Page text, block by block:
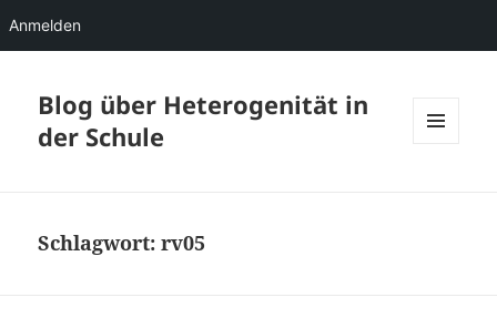
Anmelden
Blog über Heterogenität in
der Schule
Schlagwort:rv05